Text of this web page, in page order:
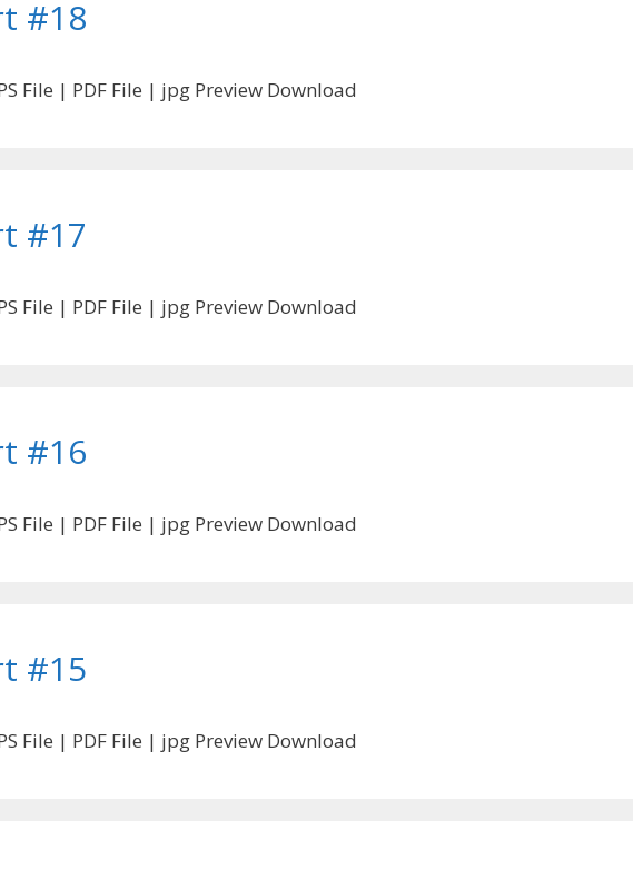
#18
File | PDF File | jpg Preview Download
#17
File | PDF File | jpg Preview Download
#16
File | PDF File | jpg Preview Download
#15
File | PDF File | jpg Preview Download